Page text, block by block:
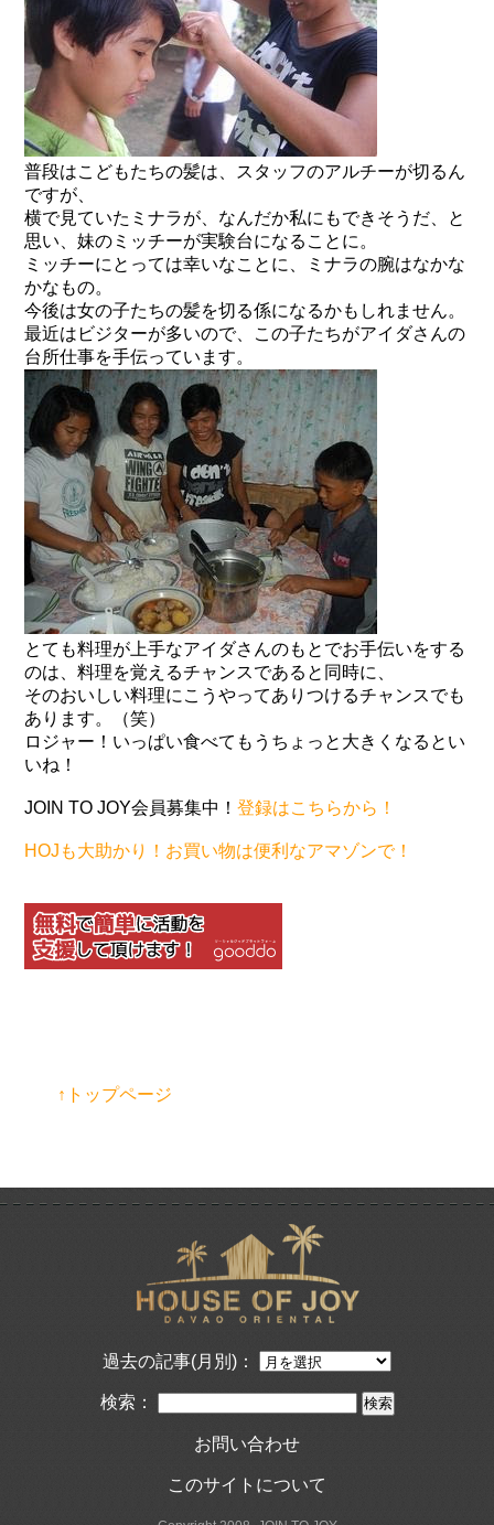
普段はこどもたちの髪は、スタッフのアルチーが切るん
ですが、
横で見ていたミナラが、なんだか私にもできそうだ、と
思い、妹のミッチーが実験台になることに。
ミッチーにとっては幸いなことに、ミナラの腕はなかな
かなもの。
今後は女の子たちの髪を切る係になるかもしれません。
最近はビジターが多いので、この子たちがアイダさんの
台所仕事を手伝っています。
とても料理が上手なアイダさんのもとでお手伝いをする
のは、料理を覚えるチャンスであると同時に、
そのおいしい料理にこうやってありつけるチャンスでも
あります。（笑）
ロジャー！いっぱい食べてもうちょっと大きくなるとい
いね！
JOIN TO JOY会員募集中！登録はこちらから！
HOJも大助かり！お買い物は便利なアマゾンで！
↑トップページ
過去の記事(月別)：
検索：
お問い合わせ
このサイトについて